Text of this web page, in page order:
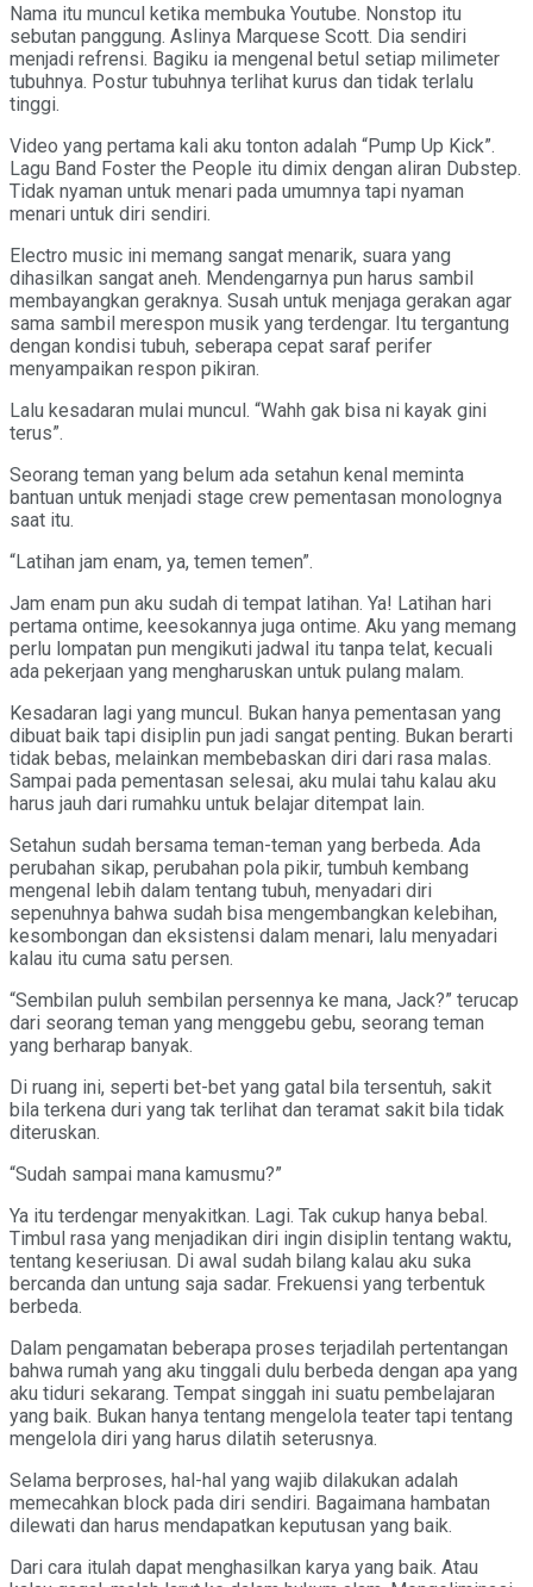
Nama itu muncul ketika membuka Youtube. Nonstop itu
sebutan panggung. Aslinya Marquese Scott. Dia sendiri
menjadi refrensi. Bagiku ia mengenal betul setiap milimeter
tubuhnya. Postur tubuhnya terlihat kurus dan tidak terlalu
tinggi.
Video yang pertama kali aku tonton adalah “Pump Up Kick”.
Lagu Band Foster the People itu dimix dengan aliran Dubstep.
Tidak nyaman untuk menari pada umumnya tapi nyaman
menari untuk diri sendiri.
Electro music ini memang sangat menarik, suara yang
dihasilkan sangat aneh. Mendengarnya pun harus sambil
membayangkan geraknya. Susah untuk menjaga gerakan agar
sama sambil merespon musik yang terdengar. Itu tergantung
dengan kondisi tubuh, seberapa cepat saraf perifer
menyampaikan respon pikiran.
Lalu kesadaran mulai muncul. “Wahh gak bisa ni kayak gini
terus”.
Seorang teman yang belum ada setahun kenal meminta
bantuan untuk menjadi stage crew pementasan monolognya
saat itu.
“Latihan jam enam, ya, temen temen”.
Jam enam pun aku sudah di tempat latihan. Ya! Latihan hari
pertama ontime, keesokannya juga ontime. Aku yang memang
perlu lompatan pun mengikuti jadwal itu tanpa telat, kecuali
ada pekerjaan yang mengharuskan untuk pulang malam.
Kesadaran lagi yang muncul. Bukan hanya pementasan yang
dibuat baik tapi disiplin pun jadi sangat penting. Bukan berarti
tidak bebas, melainkan membebaskan diri dari rasa malas.
Sampai pada pementasan selesai, aku mulai tahu kalau aku
harus jauh dari rumahku untuk belajar ditempat lain.
Setahun sudah bersama teman-teman yang berbeda. Ada
perubahan sikap, perubahan pola pikir, tumbuh kembang
mengenal lebih dalam tentang tubuh, menyadari diri
sepenuhnya bahwa sudah bisa mengembangkan kelebihan,
kesombongan dan eksistensi dalam menari, lalu menyadari
kalau itu cuma satu persen.
“Sembilan puluh sembilan persennya ke mana, Jack?” terucap
dari seorang teman yang menggebu gebu, seorang teman
yang berharap banyak.
Di ruang ini, seperti bet-bet yang gatal bila tersentuh, sakit
bila terkena duri yang tak terlihat dan teramat sakit bila tidak
diteruskan.
“Sudah sampai mana kamusmu?”
Ya itu terdengar menyakitkan. Lagi. Tak cukup hanya bebal.
Timbul rasa yang menjadikan diri ingin disiplin tentang waktu,
tentang keseriusan. Di awal sudah bilang kalau aku suka
bercanda dan untung saja sadar. Frekuensi yang terbentuk
berbeda.
Dalam pengamatan beberapa proses terjadilah pertentangan
bahwa rumah yang aku tinggali dulu berbeda dengan apa yang
aku tiduri sekarang. Tempat singgah ini suatu pembelajaran
yang baik. Bukan hanya tentang mengelola teater tapi tentang
mengelola diri yang harus dilatih seterusnya.
Selama berproses, hal-hal yang wajib dilakukan adalah
memecahkan block pada diri sendiri. Bagaimana hambatan
dilewati dan harus mendapatkan keputusan yang baik.
Dari cara itulah dapat menghasilkan karya yang baik. Atau